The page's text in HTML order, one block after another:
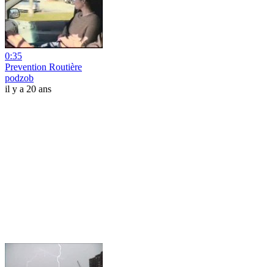
0:35
Prevention Routière
podzob
il y a 20 ans